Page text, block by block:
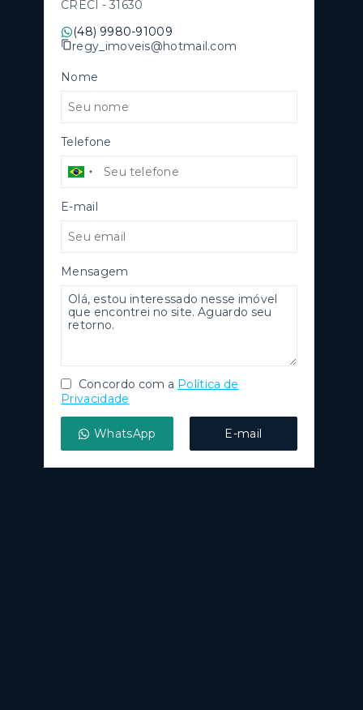
CRECI -31630
(48) 9980-91009
regy_imoveis@hotmail.com
Nome
Telefone
E-mail
Mensagem
Concordo com a Política de
Privacidade
WhatsApp E-mail